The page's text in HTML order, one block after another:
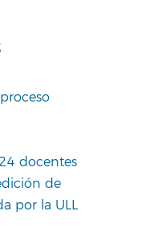
docentes
de
por la ULL